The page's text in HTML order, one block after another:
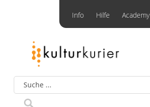
Info Hilfe Academy